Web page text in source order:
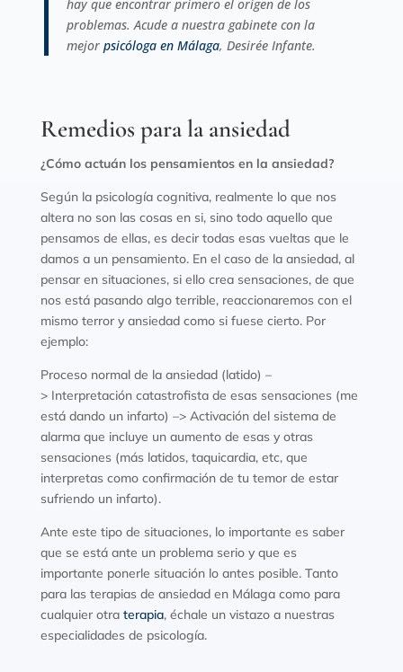
hay que encontrar primero el origen de los
problemas. Acude a nuestra gabinete con la
mejor psicóloga en Málaga, Desirée Infante.
Remedios para la ansiedad
¿Cómo actuán los pensamientos en la ansiedad?
Según la psicología cognitiva, realmente lo que nos
altera no son las cosas en si, sino todo aquello que
pensamos de ellas, es decir todas esas vueltas que le
damos a un pensamiento. En el caso de la ansiedad, al
pensar en situaciones, si ello crea sensaciones, de que
nos está pasando algo terrible, reaccionaremos con el
mismo terror y ansiedad como si fuese cierto. Por
ejemplo:
Proceso normal de la ansiedad (latido) –
> Interpretación catastrofista de esas sensaciones (me
está dando un infarto) –> Activación del sistema de
alarma que incluye un aumento de esas y otras
sensaciones (más latidos, taquicardia, etc, que
interpretas como confirmación de tu temor de estar
sufriendo un infarto).
Ante este tipo de situaciones, lo importante es saber
que se está ante un problema serio y que es
importante ponerle situación lo antes posible. Tanto
para las terapias de ansiedad en Málaga como para
cualquier otra terapia, échale un vistazo a nuestras
especialidades de psicología.